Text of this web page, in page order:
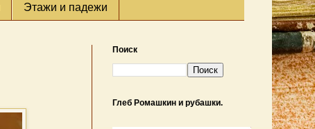
Этажи и падежи
Поиск
Глеб Ромашкин и рубашки.